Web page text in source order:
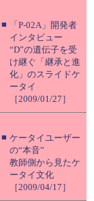
■
「P-02A」開発者
インタビュー
“D”の遺伝子を受
け継ぐ「継承と進
化」のスライドケ
ータイ
［2009/01/27］
■ ケータイユーザー
の“本音”
教師側から見たケ
ータイ文化
［2009/04/17］